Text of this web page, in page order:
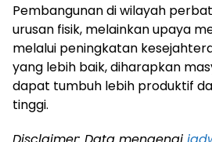
Pembangunan di wilayah
urusan fisik, melainkan upaya
melalui peningkatan
yang lebih baik, diharapkan
dapat tumbuh lebih produktif
tinggi.